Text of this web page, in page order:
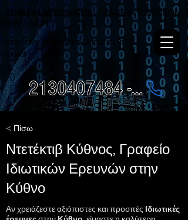
ATHINA PR.INVESTIGATION - ΓΡΑΦΕΙΑ ΙΔΙΩΤΙΚΩΝ
ΕΡΕΥΝΩΝ
Your Trusty Investigators Detectives in
Greece
2130407484 - 6984337249
< Πίσω
Ντετέκτιβ Κύθνος, Γραφείο
Ιδιωτικών Ερευνών στην
Κύθνο
Αν χρειάζεστε αξιόπιστες και προσιτές Ιδιωτικές